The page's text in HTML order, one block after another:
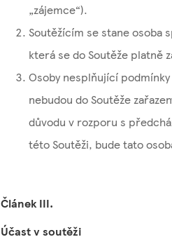
„zájemce“).
Soutěžícím se stane osoba
která se do Soutěže platně
Osoby nesplňující
nebudou do Soutěže
důvodu v rozporu s
této Soutěži, bude tato
Článek III.
Účast v soutěži